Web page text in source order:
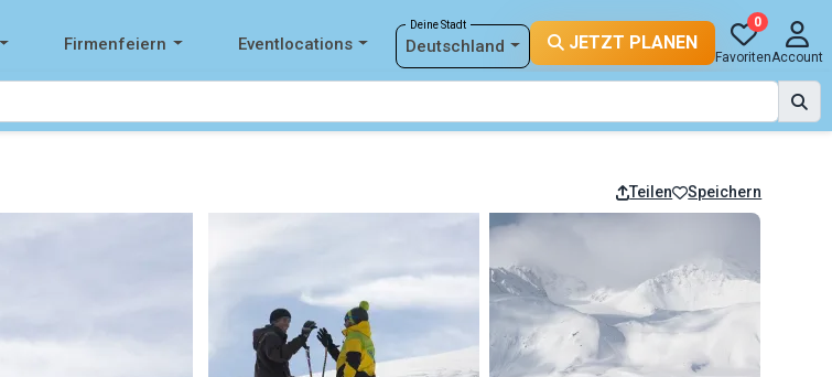
Firmenfeiern Eventlocations
Deine Stadt
Deutschland JETZT PLANEN
0
FavoritenAccount
Teilen Speichern